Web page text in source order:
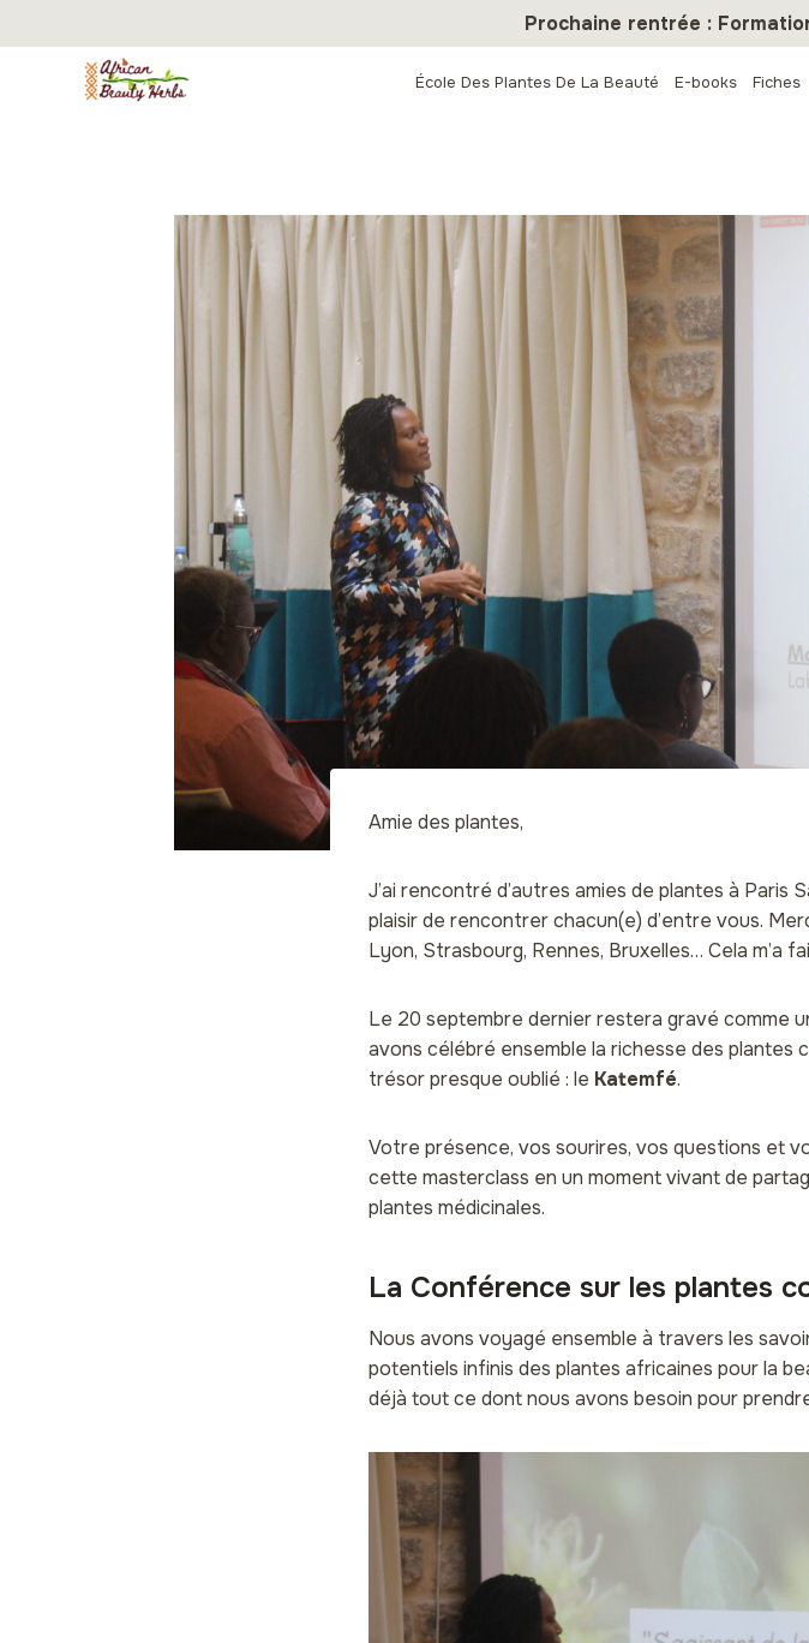
au
Prochaine rentrée :
École Des Plantes De La Beauté E-books Fiches
Amie des plantes,
J’ai rencontré d’autres amies de plantes à Paris
plaisir de rencontrer chacun(e) d’entre vous.
Lyon, Strasbourg, Rennes, Bruxelles… Cela m’a
Le 20 septembre dernier restera gravé comme
avons célébré ensemble la richesse des plantes
trésor presque oublié : le Katemfé.
Votre présence, vos sourires, vos questions et
cette masterclass en un moment vivant de
plantes médicinales.
La Conférence sur les plantes
Nous avons voyagé ensemble à travers les
potentiels infinis des plantes africaines pour la
déjà tout ce dont nous avons besoin pour